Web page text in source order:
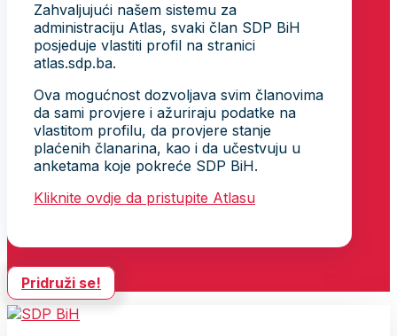
Zahvaljujući našem sistemu za
administraciju Atlas, svaki član SDP BiH
posjeduje vlastiti profil na stranici
atlas.sdp.ba.
Ova mogućnost dozvoljava svim članovima
da sami provjere i ažuriraju podatke na
vlastitom profilu, da provjere stanje
plaćenih članarina, kao i da učestvuju u
anketama koje pokreće SDP BiH.
Kliknite ovdje da pristupite Atlasu
Pridruži se!